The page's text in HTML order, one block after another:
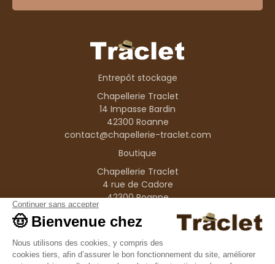
Entrepôt stockage
Chapellerie Traclet
14 Impasse Bardin
42300 Roanne
contact@chapellerie-traclet.com
Boutique
Chapellerie Traclet
4 rue de Cadore
42300 Roanne
Produits